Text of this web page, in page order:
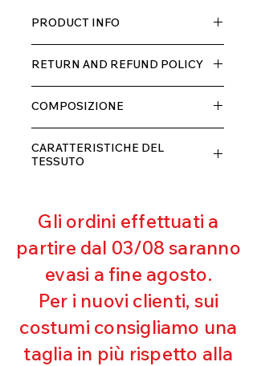
PRODUCT INFO
di elastane, molto comodo per chi lo
indossa grazia alla sua elastcità, in
doppio strato con fodera.
RETURN AND REFUND POLICY
entro 10 giorni dal ricevimento,
rimborseremo il cliente, escluse le
spese di spedizione, non appena
riceveremo la merce resa ed
COMPOSIZIONE
20% ELASTANE
CARATTERISTICHE DEL
TESSUTO
Resistente al pilling
Eccellente protezione dai raggi
UV
Ottima copertura
Ultra cloro resistente
Mantenimento della forma
Perfetta vestibilità
Asciugatura rapida
Bielastico
Gli ordini effettuati a
partire dal 03/08 saranno
evasi a fine agosto.
Per i nuovi clienti, sui
costumi consigliamo una
taglia in più rispetto alla